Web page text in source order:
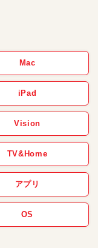
Mac
iPad
Vision
TV&Home
アプリ
OS